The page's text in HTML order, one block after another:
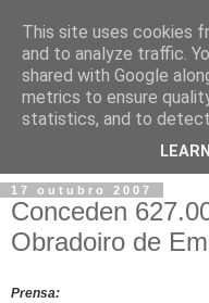
17 outubro 2007
Conceden
Obradoiro de
Prensa:
This site uses cookies
and to analyze traffic.
shared with Google
metrics to ensure
statistics, and to detect